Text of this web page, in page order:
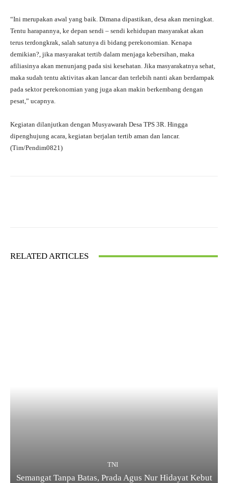
“Ini merupakan awal yang baik. Dimana dipastikan, desa akan meningkat.
Tentu harapannya, ke depan sendi – sendi kehidupan masyarakat akan
terus terdongkrak, salah satunya di bidang perekonomian. Kenapa
demikian?, jika masyarakat tertib dalam menjaga kebersihan, maka
afiliasinya akan menunjang pada sisi kesehatan. Jika masyarakatnya sehat,
maka sudah tentu aktivitas akan lancar dan terlebih nanti akan berdampak
pada sektor perekonomian yang juga akan makin berkembang dengan
pesat,” ucapnya.
Kegiatan dilanjutkan dengan Musyawarah Desa TPS 3R. Hingga
dipenghujung acara, kegiatan berjalan tertib aman dan lancar.
(Tim/Pendim0821)
RELATED ARTICLES
TNI
Semangat Tanpa Batas, Prada Agus Nur Hidayat Kebut